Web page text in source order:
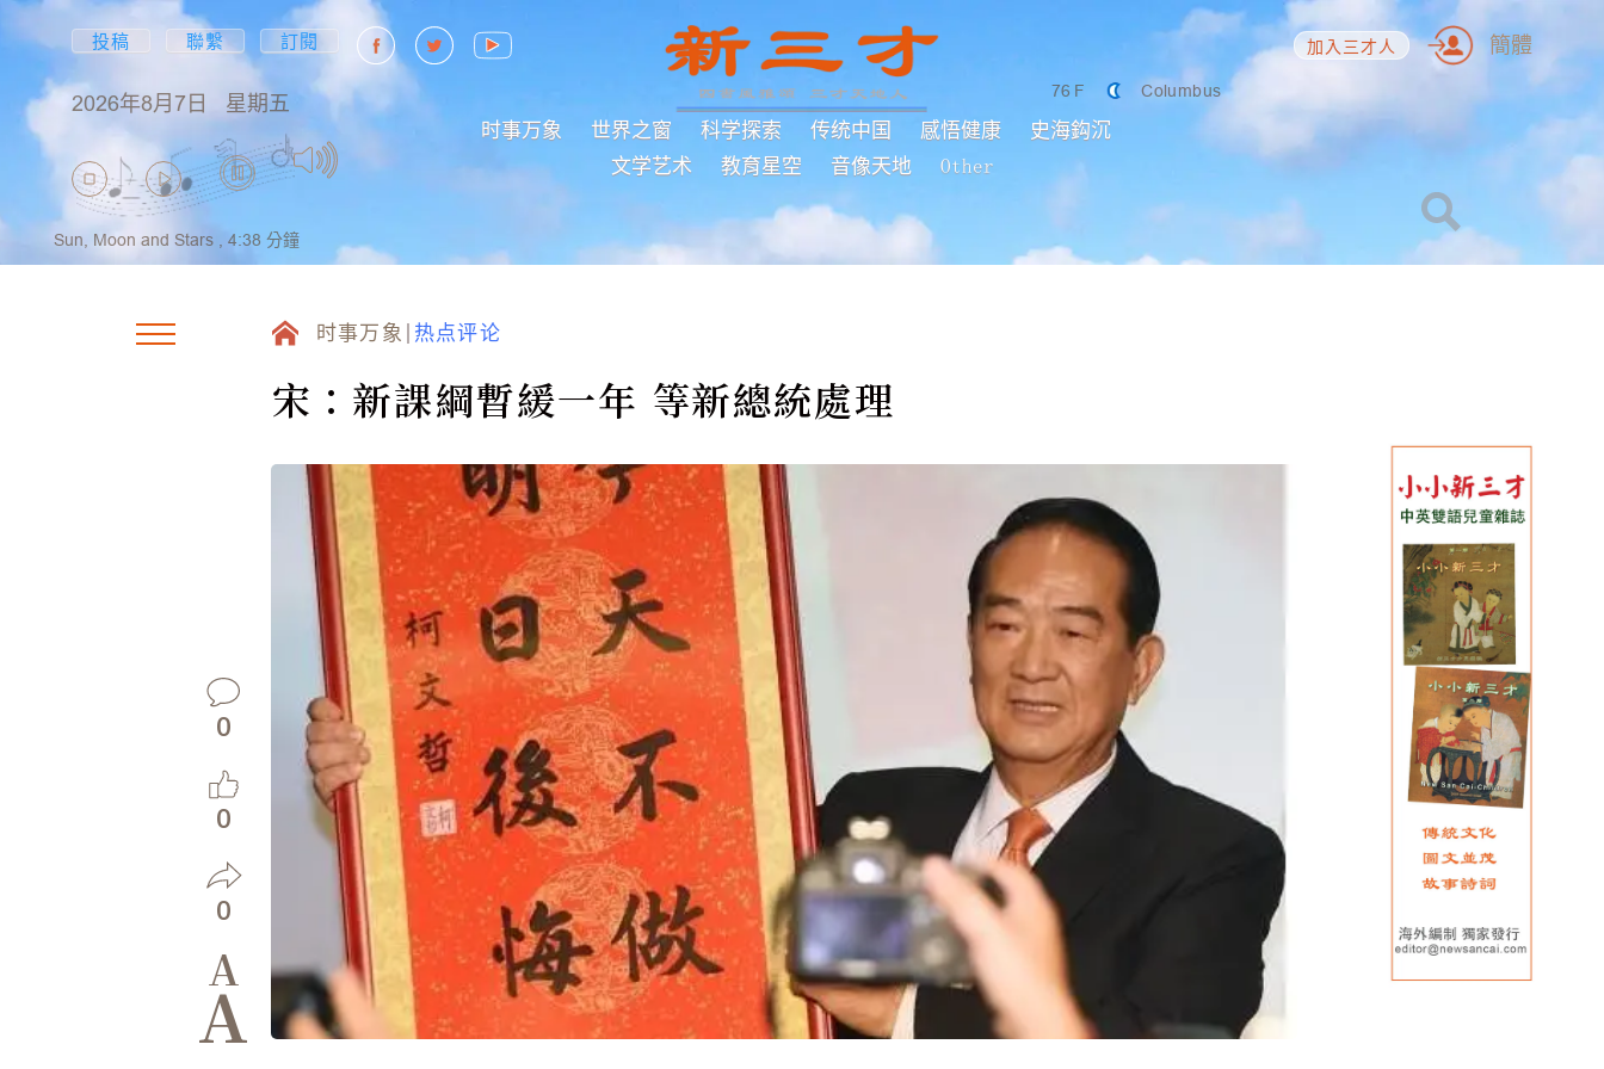
投稿 聯繫 訂閱
2026年8月7日 星期五 76 F Columbus
时事万象 世界之窗 科学探索 传统中国 感悟健康
史海鈎沉
文学艺术
教育星空 音像天地 Other
加入三才人 簡體
Sun, Moon and Stars , 4:38 分鐘
时事万象 热点评论
宋：新課綱暫緩一年 等新總統處理
0
0
0
A
A